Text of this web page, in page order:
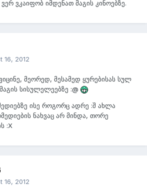
ვერ ვკაიფობ იმდენათ მაგის კინოებზე.
16, 2012
მეორედ, მესამედ ყურებისას სულ
სისულელეებზე :@
ისე როგორც ადრე :შ ახლა
ნახვაც არ მინდა, თორე
:X
16, 2012